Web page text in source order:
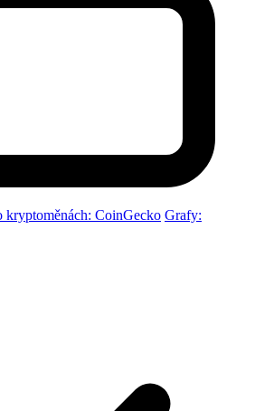
kryptoměnách: CoinGecko Grafy: